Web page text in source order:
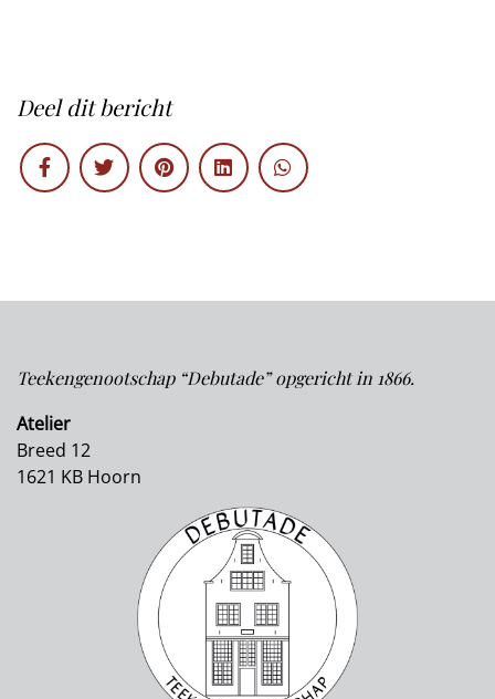
Deel dit bericht
Teekengenootschap “Debutade” opgericht in 1866.
Atelier
Breed 12
1621 KB Hoorn